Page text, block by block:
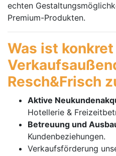
echten
Premium-Produkten.
Was ist
Resch&Frisch
Aktive
Hotellerie &
Betreuung und
Kundenbeziehungen.
Verkaufsförderung